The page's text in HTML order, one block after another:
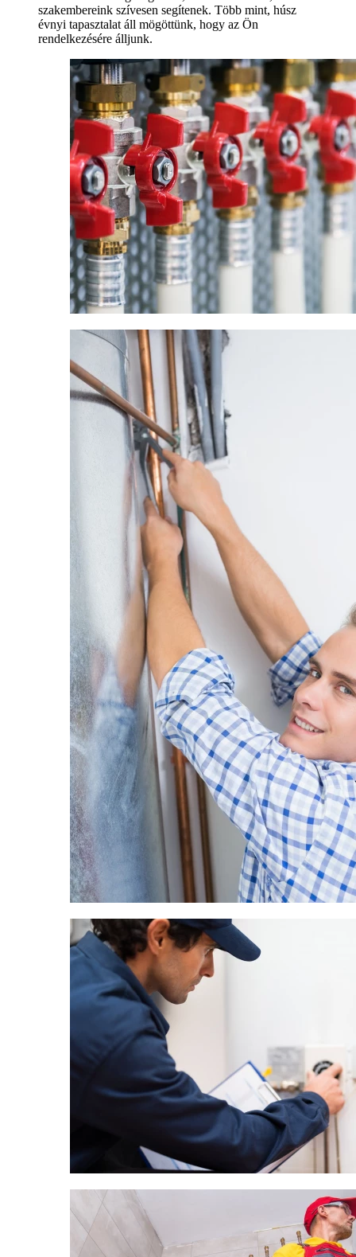
szakembereink szívesen segítenek. Több mint, húsz
évnyi tapasztalat áll mögöttünk, hogy az Ön
rendelkezésére álljunk.